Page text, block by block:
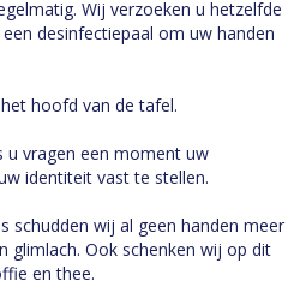
Wij verzoeken u hetzelfde
desinfectiepaal om uw handen
hoofd van de tafel.
u vragen een moment uw
identiteit vast te stellen.
schudden wij al geen handen meer
glimlach. Ook schenken wij op dit
en thee.